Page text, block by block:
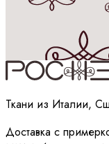
Принимаю
Ткани из Италии,
Доставка с